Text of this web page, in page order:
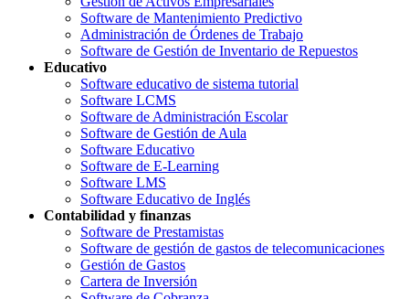
Software de Mantenimiento Predictivo
Administración de Órdenes de Trabajo
Software de Gestión de Inventario de Repuestos
Educativo
Software educativo de sistema tutorial
Software LCMS
Software de Administración Escolar
Software de Gestión de Aula
Software Educativo
Software de E-Learning
Software LMS
Software Educativo de Inglés
Contabilidad y finanzas
Software de Prestamistas
Software de gestión de gastos de telecomunicaciones
Gestión de Gastos
Cartera de Inversión